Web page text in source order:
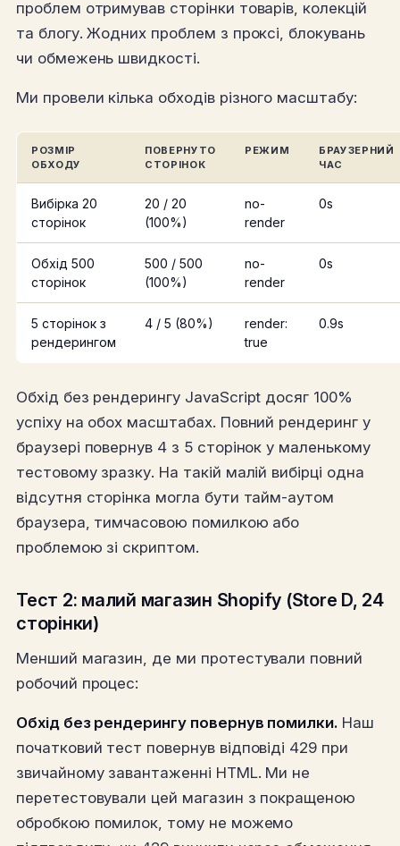
проблем отримував сторінки товарів, колекцій
та блогу. Жодних проблем з проксі, блокувань
чи обмежень швидкості.
Ми провели кілька обходів різного масштабу:
РОЗМІР
ОБХОДУ
ПОВЕРНУТО
СТОРІНОК
РЕЖИМ
БРАУЗЕРНИЙ
ЧАС
Вибірка 20
сторінок
20 / 20
(100%)
no-
render
0s
Обхід 500
сторінок
500 / 500
(100%)
no-
render
0s
5 сторінок з
рендерингом
4 / 5 (80%)
render:
true
0.9s
Обхід без рендерингу JavaScript досяг 100%
успіху на обох масштабах. Повний рендеринг у
браузері повернув 4 з 5 сторінок у маленькому
тестовому зразку. На такій малій вибірці одна
відсутня сторінка могла бути тайм-аутом
браузера, тимчасовою помилкою або
проблемою зі скриптом.
Тест 2: малий магазин Shopify (Store D, 24
сторінки)
Менший магазин, де ми протестували повний
робочий процес:
Обхід без рендерингу повернув помилки. Наш
початковий тест повернув відповіді 429 при
звичайному завантаженні HTML. Ми не
перетестовували цей магазин з покращеною
обробкою помилок, тому не можемо